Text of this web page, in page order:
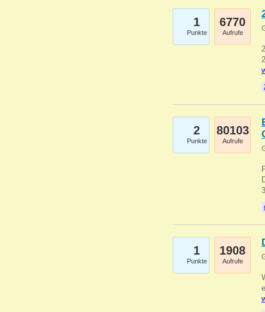
1
Punkte
6770
Aufrufe
2
Punkte
80103
Aufrufe
1
Punkte
1908
Aufrufe